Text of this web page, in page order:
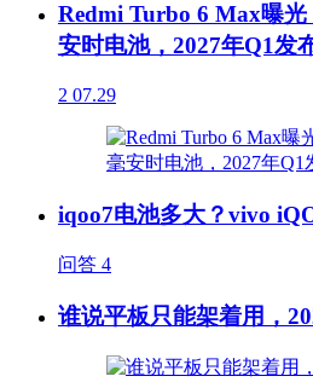
Redmi Turbo 6 Max曝
安时电池，2027年Q1发
2 07.29
iqoo7电池多大？vivo
问答 4
谁说平板只能架着用，